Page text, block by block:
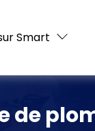
Smart
de